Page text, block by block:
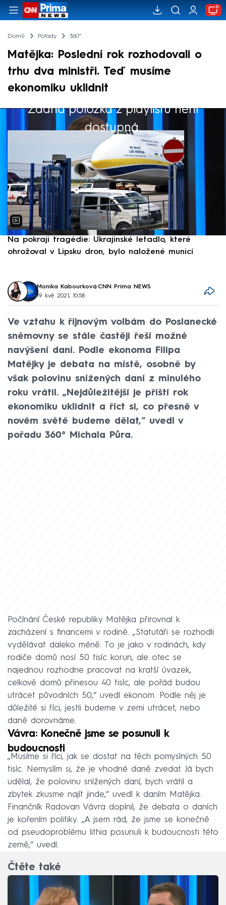
Domů Pořady 360°
Matějka: Poslední rok rozhodovali o
trhu dva ministři. Teď musíme
ekonomiku uklidnit
Žádná položka z playlistu není
dostupná.
Výběr redakce
Na pokraji tragédie: Ukrajinské letadlo, které
ohrožoval v Lipsku dron, bylo naložené municí
Monika Kabourková, CNN Prima NEWS
19. kvě 2021, 10:58
Ve vztahu k říjnovým volbám do Poslanecké
sněmovny se stále častěji řeší možné
navýšení daní. Podle ekonoma Filipa
Matějky je debata na místě, osobně by
však polovinu snížených daní z minulého
roku vrátil. „Nejdůležitější je příští rok
ekonomiku uklidnit a říct si, co přesně v
novém světě budeme dělat,“ uvedl v
pořadu 360° Michala Půra.
Počínání České republiky Matějka přirovnal k
zacházení s financemi v rodině. „Statutáři se rozhodli
vydělávat daleko méně. To je jako v rodinách, kdy
rodiče domů nosí 50 tisíc korun, ale otec se
najednou rozhodne pracovat na kratší úvazek,
celkově domů přinesou 40 tisíc, ale pořád budou
utrácet původních 50,“ uvedl ekonom. Podle něj je
důležité si říci, jestli budeme v zemi utrácet, nebo
daně dorovnáme.
Vávra: Konečně jsme se posunuli k
budoucnosti
„Musíme si říci, jak se dostat na těch pomyslných 50
tisíc. Nemyslím si, že je vhodné daně zvedat. Já bych
udělal, že polovinu snížených daní, bych vrátil a
zbytek zkusme najít jinde,“ uvedl k daním Matějka.
Finančník Radovan Vávra doplnil, že debata o daních
je kořením politiky. „A jsem rád, že jsme se konečně
od pseudoproblému lithia posunuli k budoucnosti této
země,“ uvedl.
Čtěte také